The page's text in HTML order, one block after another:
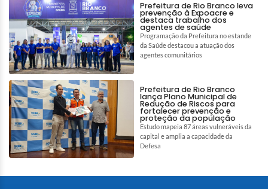
Prefeitura de Rio Branco leva
prevenção à Expoacre e
destaca trabalho dos
agentes de saúde
Programação da Prefeitura no estande
da Saúde destacou a atuação dos
agentes comunitários
Prefeitura de Rio Branco
lança Plano Municipal de
Redução de Riscos para
fortalecer prevenção e
proteção da população
Estudo mapeia 87 áreas vulneráveis da
capital e amplia a capacidade da
Defesa